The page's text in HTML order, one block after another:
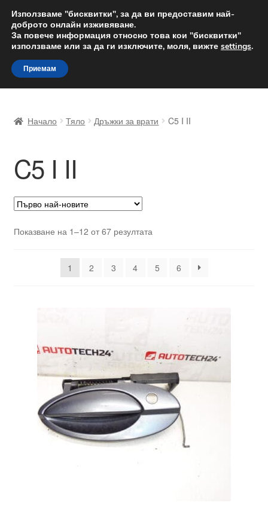
ДОСТАВКА от 12 лв.
Доставка по целия свят
Skip
to
navigation
Skip
to
content
Доставка по целия свят
Жалби
За нас
Политика за поверителност
Правила и условия
Процедура за рекламации
Начало Тяло Дръжки за врати C5 I II
C5 I II
Показване на 1–12 от 67 резултатаSorted
1
2 3 4 5 6
Използваме "бисквитки", за да ви предоставим най-
доброто онлайн изживяване.
За повече информация относно това кои "бисквитки"
използваме или за да ги изключите, моля, вижте settings.
Приемам